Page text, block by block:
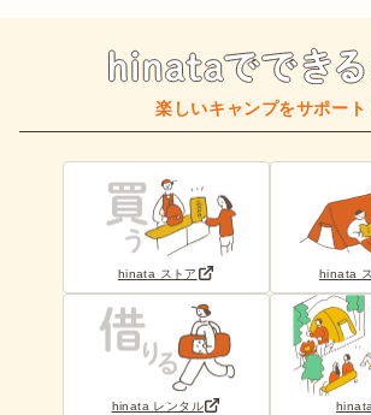
楽しいキャンプをサポート
hinata ストア hinata
hinata レンタル